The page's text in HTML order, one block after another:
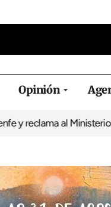
Opinión
al Ministerio una